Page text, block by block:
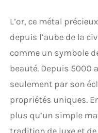
L’or, ce métal
depuis l’aube de la
comme un symbole
beauté. Depuis 5000
seulement par son
propriétés uniques.
plus qu’un simple